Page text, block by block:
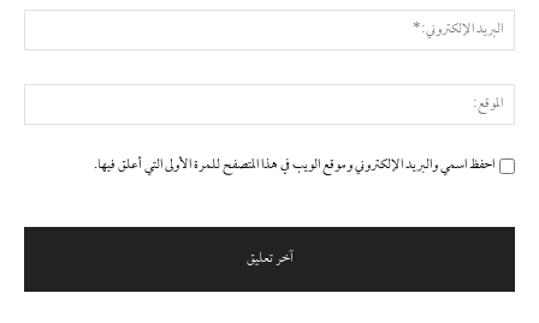
احفظ اسمي والبريد الإلكتروني وموقع الويب في هذا المتصفح للمرة الأولى التي أعلق فيها.